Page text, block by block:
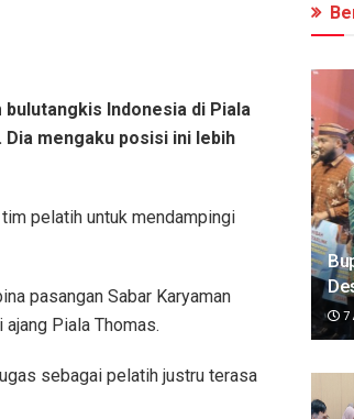
Indonesia di Piala
mengaku posisi ini lebih
pelatih untuk mendampingi
pasangan Sabar Karyaman
Piala Thomas.
sebagai pelatih justru terasa
7